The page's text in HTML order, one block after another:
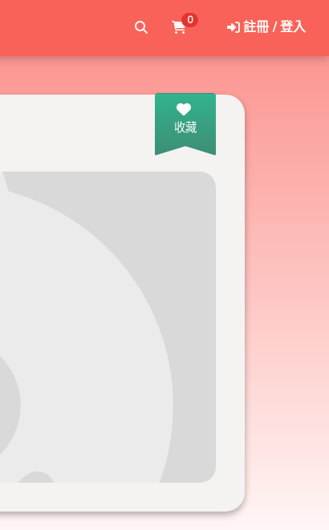
0 註冊 / 登入
收藏